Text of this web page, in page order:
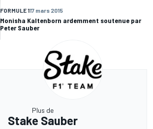
FORMULE 117 mars 2015
Monisha Kaltenborn ardemment soutenue par
Peter Sauber
Plus de
Stake Sauber